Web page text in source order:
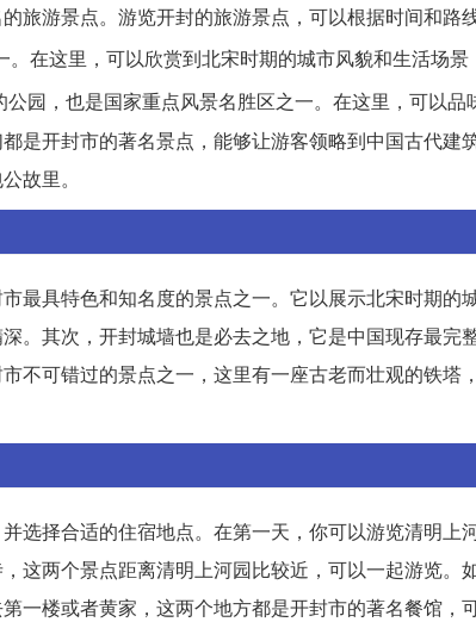
游景点。游览开封的旅游景点，可以根据时间和路
。在这里，可以欣赏到北宋时期的城市风貌和生活场景
公园，也是国家重点风景名胜区之一。在这里，可以
是开封市的著名景点，能够让游客领略到中国古代建
故里。
最具特色和知名度的景点之一。它以展示北宋时期的
。其次，开封城墙也是必去之地，它是中国现存最完
不可错过的景点之一，这里有一座古老而壮观的铁塔
选择合适的住宿地点。在第一天，你可以游览清明上
这两个景点距离清明上河园比较近，可以一起游览。
一楼或者黄家，这两个地方都是开封市的著名餐馆，